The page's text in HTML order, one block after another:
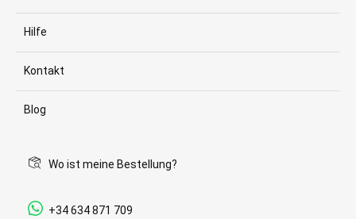
Hilfe
Kontakt
Blog
Wo ist meine Bestellung?
+34 634 871 709